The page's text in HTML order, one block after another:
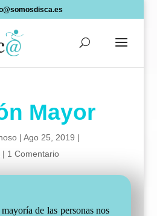
Mayor
| Ago 25, 2019 |
| 1 Comentario
de las personas nos